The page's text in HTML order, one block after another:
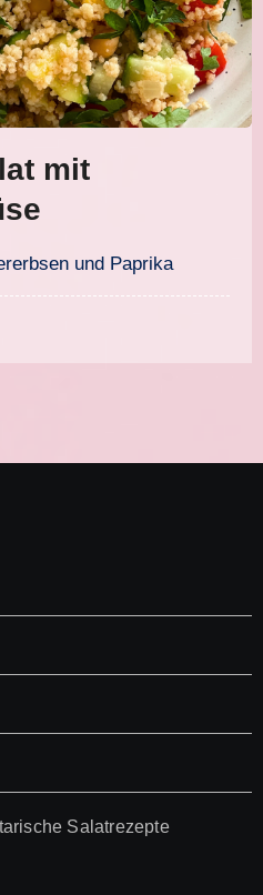
mit
und Paprika
Salatrezepte